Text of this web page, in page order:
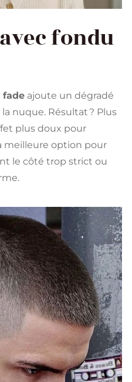
fondu
fade ajoute un dégradé
nuque. Résultat ? Plus
plus doux pour
meilleure option pour
le côté trop strict ou